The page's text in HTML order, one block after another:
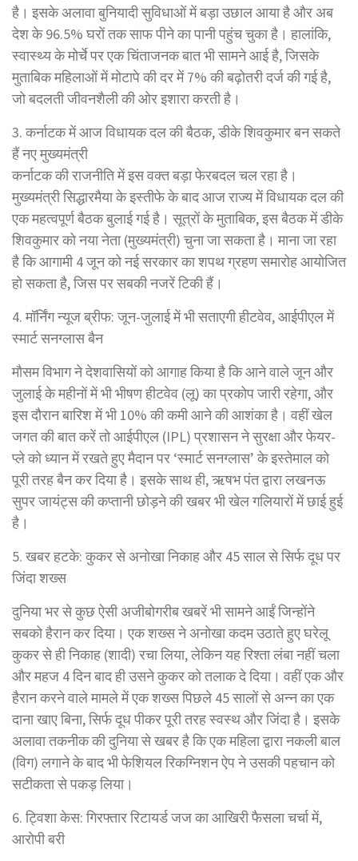
है। इसके अलावा बुनियादी सुविधाओं में बड़ा उछाल आया है और अब
देश के 96.5% घरों तक साफ पीने का पानी पहुंच चुका है। हालांकि,
स्वास्थ्य के मोर्चे पर एक चिंताजनक बात भी सामने आई है, जिसके
मुताबिक महिलाओं में मोटापे की दर में 7% की बढ़ोतरी दर्ज की गई है,
जो बदलती जीवनशैली की ओर इशारा करती है।
3. कर्नाटक में आज विधायक दल की बैठक, डीके शिवकुमार बन सकते
हैं नए मुख्यमंत्री
कर्नाटक की राजनीति में इस वक्त बड़ा फेरबदल चल रहा है।
मुख्यमंत्री सिद्धारमैया के इस्तीफे के बाद आज राज्य में विधायक दल की
एक महत्वपूर्ण बैठक बुलाई गई है। सूत्रों के मुताबिक, इस बैठक में डीके
शिवकुमार को नया नेता (मुख्यमंत्री) चुना जा सकता है। माना जा रहा
है कि आगामी 4 जून को नई सरकार का शपथ ग्रहण समारोह आयोजित
हो सकता है, जिस पर सबकी नजरें टिकी हैं।
4. मॉर्निंग न्यूज ब्रीफ: जून-जुलाई में भी सताएगी हीटवेव, आईपीएल में
स्मार्ट सनग्लास बैन
मौसम विभाग ने देशवासियों को आगाह किया है कि आने वाले जून और
जुलाई के महीनों में भी भीषण हीटवेव (लू) का प्रकोप जारी रहेगा, और
इस दौरान बारिश में भी 10% की कमी आने की आशंका है। वहीं खेल
जगत की बात करें तो आईपीएल (IPL) प्रशासन ने सुरक्षा और फेयर-
प्ले को ध्यान में रखते हुए मैदान पर ‘स्मार्ट सनग्लास’ के इस्तेमाल को
पूरी तरह बैन कर दिया है। इसके साथ ही, ऋषभ पंत द्वारा लखनऊ
सुपर जायंट्स की कप्तानी छोड़ने की खबर भी खेल गलियारों में छाई हुई
है।
5. खबर हटके: कुकर से अनोखा निकाह और 45 साल से सिर्फ दूध पर
जिंदा शख्स
दुनिया भर से कुछ ऐसी अजीबोगरीब खबरें भी सामने आईं जिन्होंने
सबको हैरान कर दिया। एक शख्स ने अनोखा कदम उठाते हुए घरेलू
कुकर से ही निकाह (शादी) रचा लिया, लेकिन यह रिश्ता लंबा नहीं चला
और महज 4 दिन बाद ही उसने कुकर को तलाक दे दिया। वहीं एक और
हैरान करने वाले मामले में एक शख्स पिछले 45 सालों से अन्न का एक
दाना खाए बिना, सिर्फ दूध पीकर पूरी तरह स्वस्थ और जिंदा है। इसके
अलावा तकनीक की दुनिया से खबर है कि एक महिला द्वारा नकली बाल
(विग) लगाने के बाद भी फेशियल रिकग्निशन ऐप ने उसकी पहचान को
सटीकता से पकड़ लिया।
6. ट्विशा केस: गिरफ्तार रिटायर्ड जज का आखिरी फैसला चर्चा में,
आरोपी बरी